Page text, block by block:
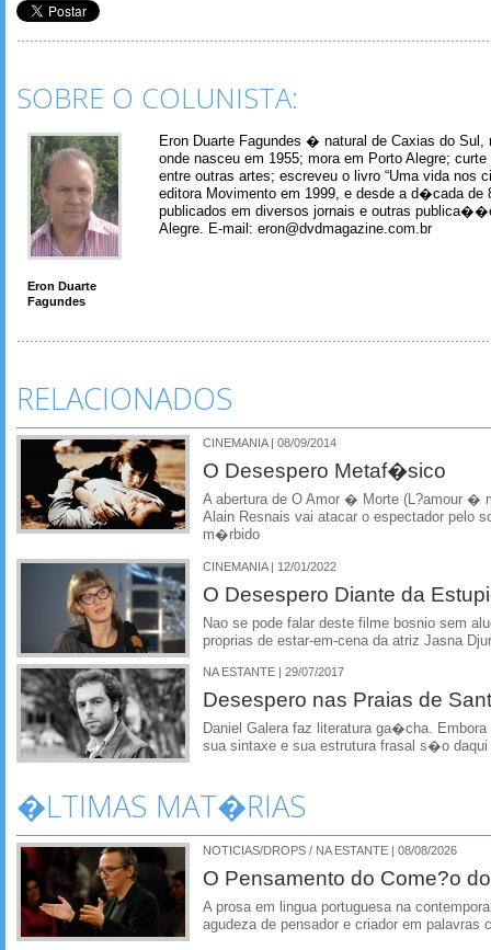
SOBRE O COLUNISTA:
Eron Duarte
Fagundes
Eron Duarte Fagundes � natural de Caxias do Sul,
onde nasceu em 1955; mora em Porto Alegre;
entre outras artes; escreveu o livro “Uma vida nos
editora Movimento em 1999, e desde a d�cada de
publicados em diversos jornais e outras
Alegre. E-mail: eron@dvdmagazine.com.br
RELACIONADOS
CINEMANIA | 08/09/2014
O Desespero Metaf�sico
A abertura de O Amor � Morte (L?amour �
Alain Resnais vai atacar o espectador pelo
m�rbido
CINEMANIA | 12/01/2022
O Desespero Diante da
Nao se pode falar deste filme bosnio sem
proprias de estar-em-cena da atriz Jasna
NA ESTANTE | 29/07/2017
Desespero nas Praias de
Daniel Galera faz literatura ga�cha.
sua sintaxe e sua estrutura frasal s�o daqui
�LTIMAS MAT�RIAS
NOTICIAS/DROPS / NA ESTANTE | 08/08/2026
O Pensamento do Come?o
A prosa em lingua portuguesa na
agudeza de pensador e criador em palavras